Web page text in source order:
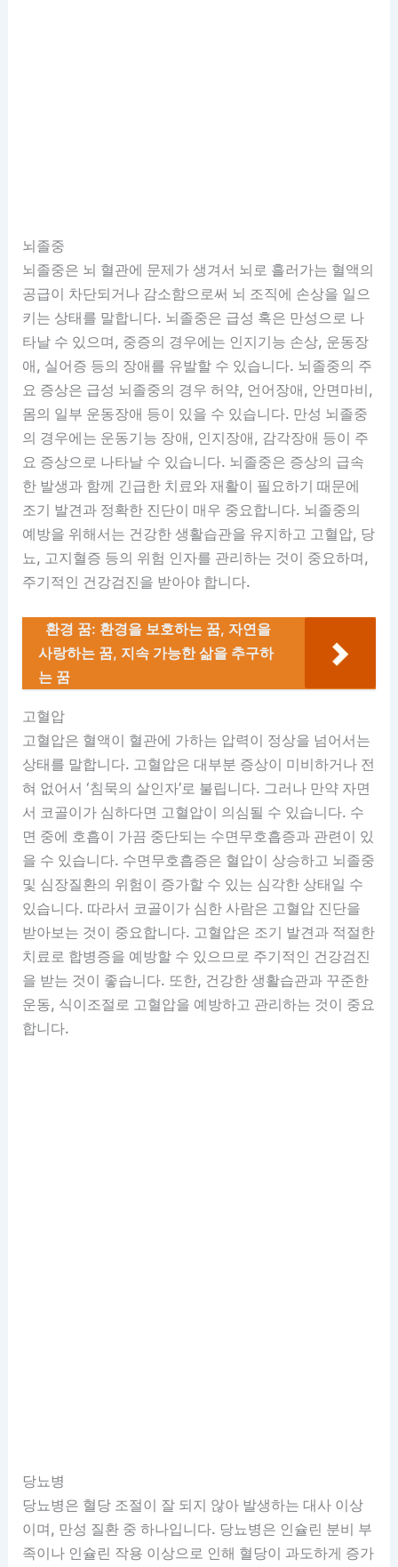
뇌졸중
뇌졸중은 뇌 혈관에 문제가 생겨서 뇌로 흘러가는 혈액의
공급이 차단되거나 감소함으로써 뇌 조직에 손상을 일으
키는 상태를 말합니다. 뇌졸중은 급성 혹은 만성으로 나
타날 수 있으며, 중증의 경우에는 인지기능 손상, 운동장
애, 실어증 등의 장애를 유발할 수 있습니다. 뇌졸중의 주
요 증상은 급성 뇌졸중의 경우 허약, 언어장애, 안면마비,
몸의 일부 운동장애 등이 있을 수 있습니다. 만성 뇌졸중
의 경우에는 운동기능 장애, 인지장애, 감각장애 등이 주
요 증상으로 나타날 수 있습니다. 뇌졸중은 증상의 급속
한 발생과 함께 긴급한 치료와 재활이 필요하기 때문에
조기 발견과 정확한 진단이 매우 중요합니다. 뇌졸중의
예방을 위해서는 건강한 생활습관을 유지하고 고혈압, 당
뇨, 고지혈증 등의 위험 인자를 관리하는 것이 중요하며,
주기적인 건강검진을 받아야 합니다.
환경 꿈: 환경을 보호하는 꿈, 자연을
사랑하는 꿈, 지속 가능한 삶을 추구하
는 꿈
고혈압
고혈압은 혈액이 혈관에 가하는 압력이 정상을 넘어서는
상태를 말합니다. 고혈압은 대부분 증상이 미비하거나 전
혀 없어서 ‘침묵의 살인자’로 불립니다. 그러나 만약 자면
서 코골이가 심하다면 고혈압이 의심될 수 있습니다. 수
면 중에 호흡이 가끔 중단되는 수면무호흡증과 관련이 있
을 수 있습니다. 수면무호흡증은 혈압이 상승하고 뇌졸중
및 심장질환의 위험이 증가할 수 있는 심각한 상태일 수
있습니다. 따라서 코골이가 심한 사람은 고혈압 진단을
받아보는 것이 중요합니다. 고혈압은 조기 발견과 적절한
치료로 합병증을 예방할 수 있으므로 주기적인 건강검진
을 받는 것이 좋습니다. 또한, 건강한 생활습관과 꾸준한
운동, 식이조절로 고혈압을 예방하고 관리하는 것이 중요
합니다.
당뇨병
당뇨병은 혈당 조절이 잘 되지 않아 발생하는 대사 이상
이며, 만성 질환 중 하나입니다. 당뇨병은 인슐린 분비 부
족이나 인슐린 작용 이상으로 인해 혈당이 과도하게 증가